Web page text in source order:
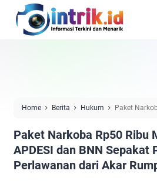
Home Berita Hukum
Paket
Rumput
Paket Narkoba Rp50 Ribu
APDESI dan BNN Sepakat
Perlawanan dari Akar